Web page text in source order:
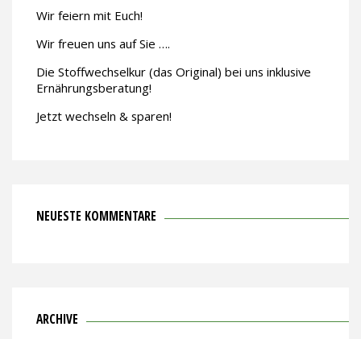
Wir feiern mit Euch!
Wir freuen uns auf Sie ….
Die Stoffwechselkur (das Original) bei uns inklusive
Ernährungsberatung!
Jetzt wechseln & sparen!
NEUESTE KOMMENTARE
ARCHIVE